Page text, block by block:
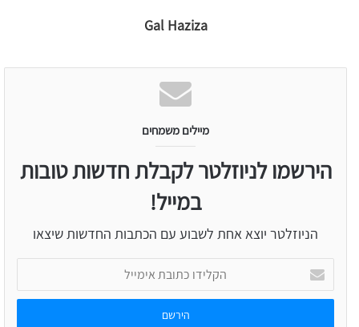
Gal Haziza
מיילים משמחים
הירשמו לניוזלטר לקבלת חדשות טובות
במייל!
הניוזלטר יוצא אחת לשבוע עם הכתבות החדשות שיצאו
הקלידו
כתובת
אימייל